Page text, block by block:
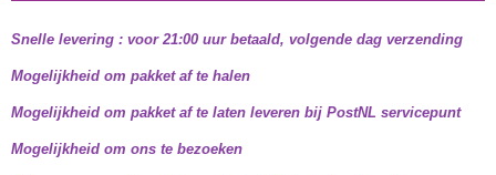
Snelle levering : voor 21:00 uur betaald, volgende dag verzending
Mogelijkheid om pakket af te halen
Mogelijkheid om pakket af te laten leveren bij PostNL servicepunt
Mogelijkheid om ons te bezoeken